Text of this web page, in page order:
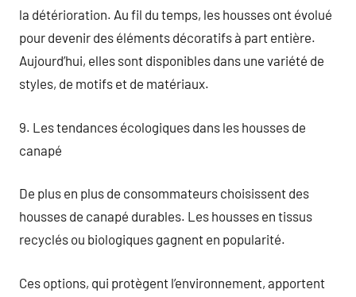
la détérioration. Au fil du temps, les housses ont évolué
pour devenir des éléments décoratifs à part entière.
Aujourd’hui, elles sont disponibles dans une variété de
styles, de motifs et de matériaux.
9. Les tendances écologiques dans les housses de
canapé
De plus en plus de consommateurs choisissent des
housses de canapé durables. Les housses en tissus
recyclés ou biologiques gagnent en popularité.
Ces options, qui protègent l’environnement, apportent